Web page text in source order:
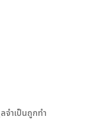
จำเป็นถูกทำ